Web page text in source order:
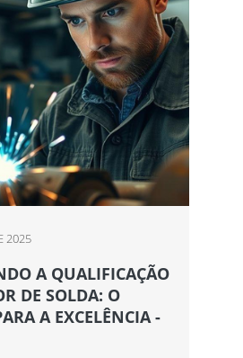
2025
A QUALIFICAÇÃO
DE SOLDA: O
A EXCELÊNCIA -